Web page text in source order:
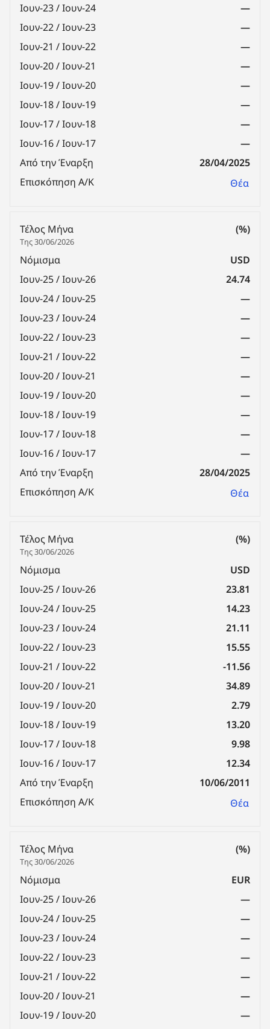
Ιουν-23 / Ιουν-24
—
Ιουν-22 / Ιουν-23
—
Ιουν-21 / Ιουν-22
—
Ιουν-20 / Ιουν-21
—
Ιουν-19 / Ιουν-20
—
Ιουν-18 / Ιουν-19
—
Ιουν-17 / Ιουν-18
—
Ιουν-16 / Ιουν-17
—
Από την Έναρξη
28/04/2025
Επισκόπηση Α/Κ
Θέα
Τέλος Μήνα
Της 30/06/2026
(%)
Νόμισμα
USD
Ιουν-25 / Ιουν-26
24.74
Ιουν-24 / Ιουν-25
—
Ιουν-23 / Ιουν-24
—
Ιουν-22 / Ιουν-23
—
Ιουν-21 / Ιουν-22
—
Ιουν-20 / Ιουν-21
—
Ιουν-19 / Ιουν-20
—
Ιουν-18 / Ιουν-19
—
Ιουν-17 / Ιουν-18
—
Ιουν-16 / Ιουν-17
—
Από την Έναρξη
28/04/2025
Επισκόπηση Α/Κ
Θέα
Τέλος Μήνα
Της 30/06/2026
(%)
Νόμισμα
USD
Ιουν-25 / Ιουν-26
23.81
Ιουν-24 / Ιουν-25
14.23
Ιουν-23 / Ιουν-24
21.11
Ιουν-22 / Ιουν-23
15.55
Ιουν-21 / Ιουν-22
-11.56
Ιουν-20 / Ιουν-21
34.89
Ιουν-19 / Ιουν-20
2.79
Ιουν-18 / Ιουν-19
13.20
Ιουν-17 / Ιουν-18
9.98
Ιουν-16 / Ιουν-17
12.34
Από την Έναρξη
10/06/2011
Επισκόπηση Α/Κ
Θέα
Τέλος Μήνα
Της 30/06/2026
(%)
Νόμισμα
EUR
Ιουν-25 / Ιουν-26
—
Ιουν-24 / Ιουν-25
—
Ιουν-23 / Ιουν-24
—
Ιουν-22 / Ιουν-23
—
Ιουν-21 / Ιουν-22
—
Ιουν-20 / Ιουν-21
—
Ιουν-19 / Ιουν-20
—